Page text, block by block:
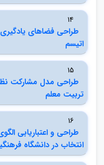
14
طراحي فضاهاي
اتيسم
15
طراحي مدل مشاركت
تربيت معلم
16
طراحي و اعتباريابي
انتخاب در دانشگاه